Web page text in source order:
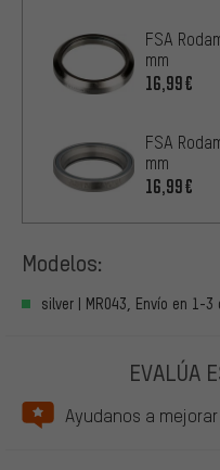
FSA
mm
16,99€
FSA
mm
16,99€
Modelos:
silver | MR043, Envío en 1-3
EVALÚA
Ayudanos a